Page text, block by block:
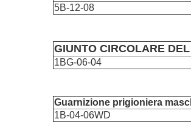
5B-12-08
GIUNTO CIRCOLARE
1BG-06-04
Guarnizione prigioniera
1B-04-06WD